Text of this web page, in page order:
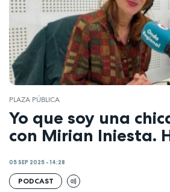
PLAZA PÚBLICA
Yo que soy una
con Mirian Iniesta.
05 SEP 2025 - 14:28
PODCAST